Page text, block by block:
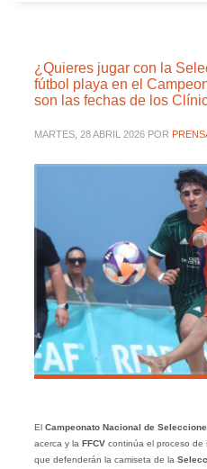
¿Quieres jugar con la
fútbol playa en el
son las fechas de los
MARTES, 28 ABRIL 2026 POR
El Campeonato Nacional de
acerca y la FFCVcontinúa el proceso de
que defenderán la camiseta de la